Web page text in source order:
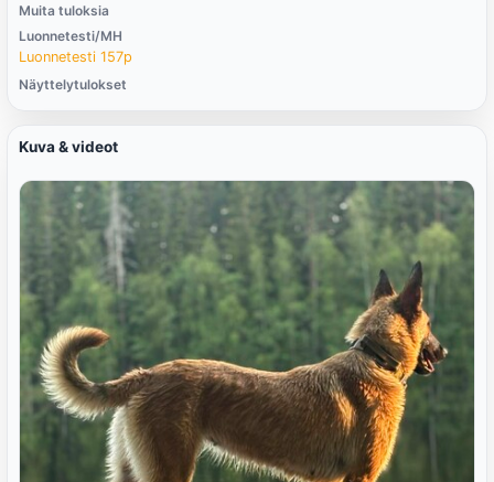
Muita tuloksia
Luonnetesti/MH
Luonnetesti 157p
Näyttelytulokset
Kuva & videot